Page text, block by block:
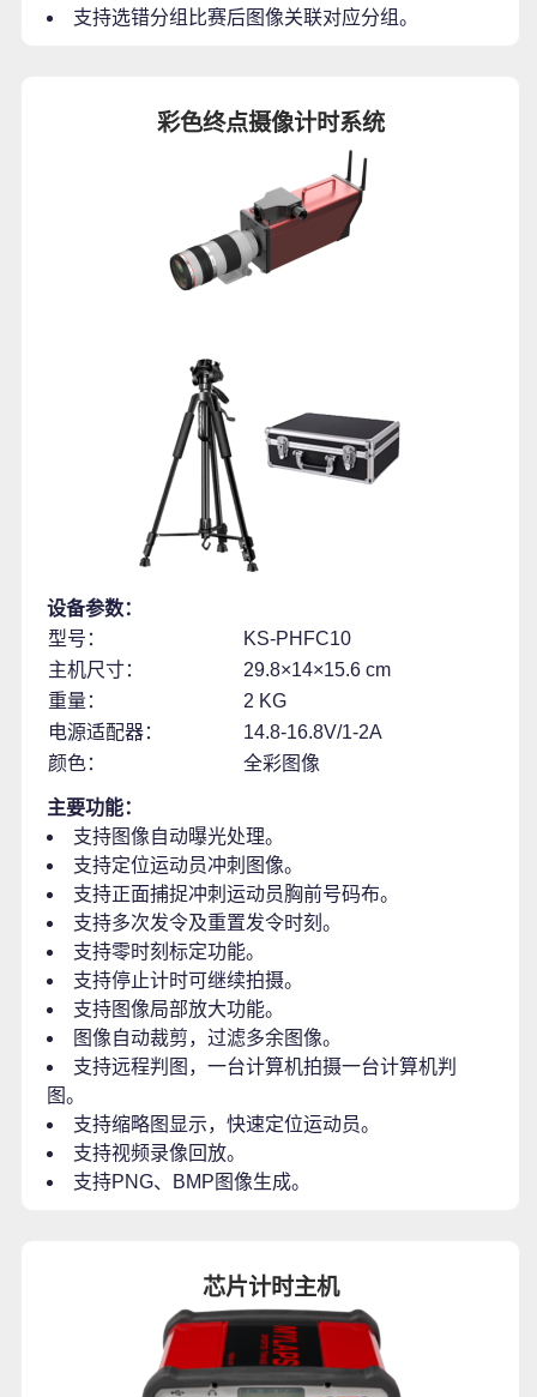
支持选错分组比赛后图像关联对应分组。
彩色终点摄像计时系统
设备参数：
型号：
KS-PHFC10
主机尺寸：
29.8×14×15.6 cm
重量：
2 KG
电源适配器：
14.8-16.8V/1-2A
颜色：
全彩图像
主要功能：
支持图像自动曝光处理。
支持定位运动员冲刺图像。
支持正面捕捉冲刺运动员胸前号码布。
支持多次发令及重置发令时刻。
支持零时刻标定功能。
支持停止计时可继续拍摄。
支持图像局部放大功能。
图像自动裁剪，过滤多余图像。
支持远程判图，一台计算机拍摄一台计算机判
图。
支持缩略图显示，快速定位运动员。
支持视频录像回放。
支持PNG、BMP图像生成。
芯片计时主机